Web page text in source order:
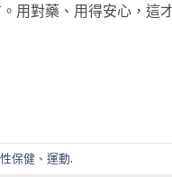
用對藥、用得安心，這
保健 、運動.